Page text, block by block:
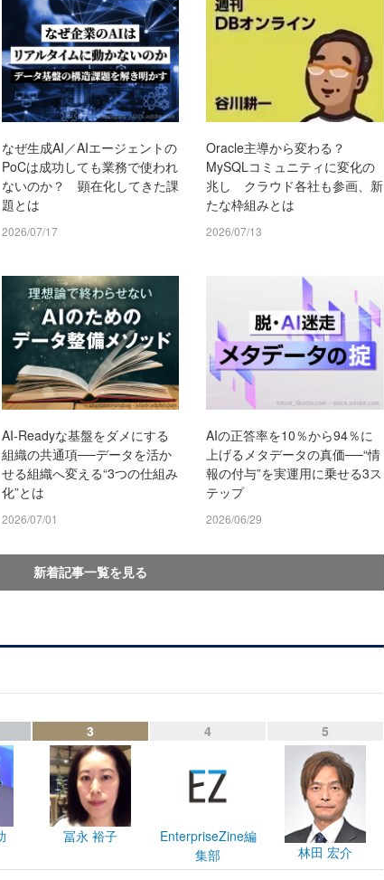
なぜ生成AI／AIエージェントの
PoCは成功しても業務で使われ
ないのか？ 顕在化してきた課
題とは
2026/07/17
Oracle主導から変わる？
MySQLコミュニティに変化の
兆し クラウド各社も参画、新
たな枠組みとは
2026/07/13
AI-Readyな基盤をダメにする
組織の共通項──データを活か
せる組織へ変える“3つの仕組み
化”とは
2026/07/01
AIの正答率を10％から94％に
上げるメタデータの真価──“情
報の付与”を実運用に乗せる3ス
テップ
2026/06/29
新着記事一覧を見る
3
冨永 裕子
4
EnterpriseZine編
集部
5
林田 宏介